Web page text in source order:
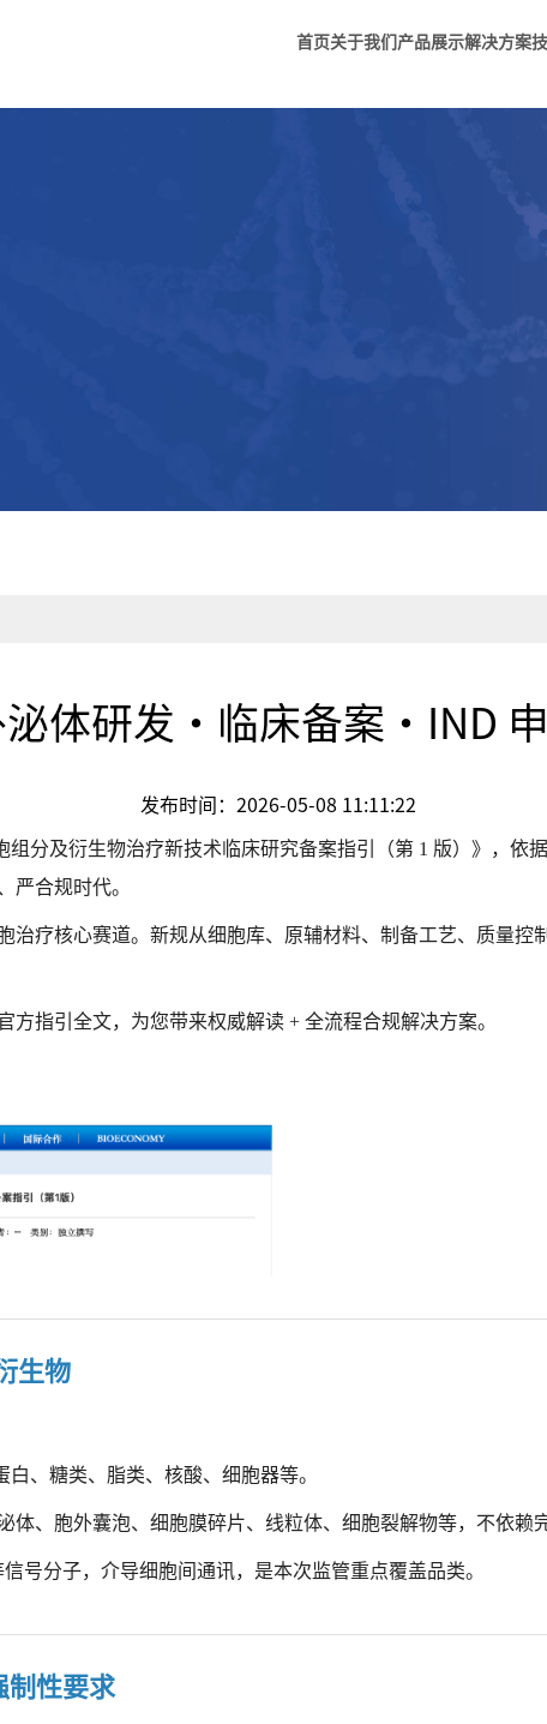
首页关于我们 产品展示解决方案
体研发・临床备案・IND
发布时间：2026-05-08 11:11:22
组分及衍生物治疗新技术临床研究备案指引（第 1 版）》，依
严合规时代。
治疗核心赛道。新规从细胞库、原辅材料、制备工艺、质量控
方指引全文，为您带来权威解读 + 全流程合规解决方案。
生物
白、糖类、脂类、核酸、细胞器等。
体、胞外囊泡、细胞膜碎片、线粒体、细胞裂解物等，不依赖
号分子，介导细胞间通讯，是本次监管重点覆盖品类。
制性要求